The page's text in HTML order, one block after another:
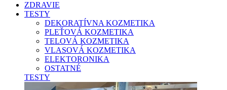
ZDRAVIE
TESTY
DEKORATÍVNA KOZMETIKA
PLEŤOVÁ KOZMETIKA
TELOVÁ KOZMETIKA
VLASOVÁ KOZMETIKA
ELEKTORONIKA
OSTATNÉ
TESTY